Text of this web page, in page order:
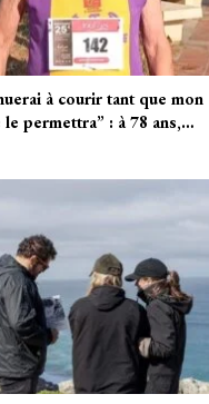
à courir tant que mon
le permettra” : à 78 ans,…